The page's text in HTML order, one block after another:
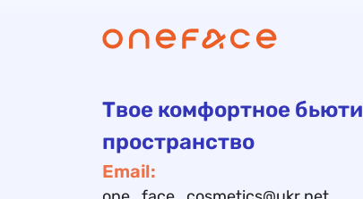
Твое комфортное бьюти
пространство
Email: